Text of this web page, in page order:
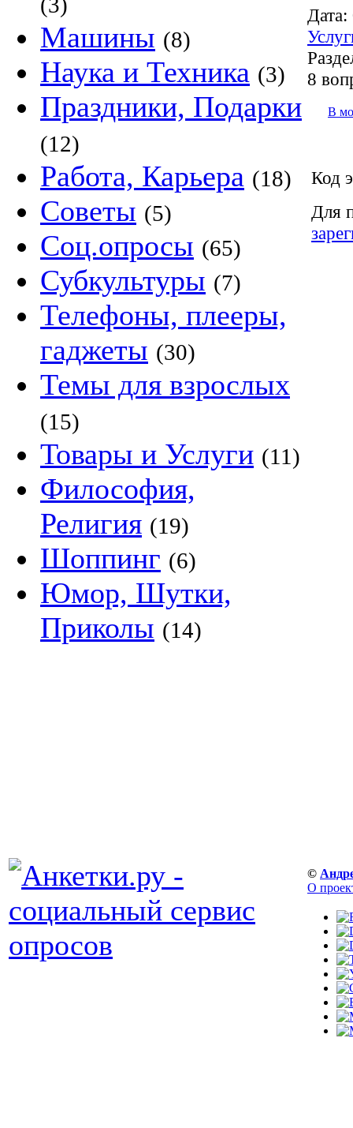
Машины (8)
Наука и Техника (3)
Праздники, Подарки
(12)
Работа, Карьера (18)
Советы (5)
Соц.опросы (65)
Субкультуры (7)
Телефоны, плееры,
гаджеты (30)
Темы для взрослых
(15)
Товары и Услуги (11)
Философия,
Религия (19)
Шоппинг (6)
Юмор, Шутки,
Приколы (14)
Дата:
8
В
Код
Для
©
О